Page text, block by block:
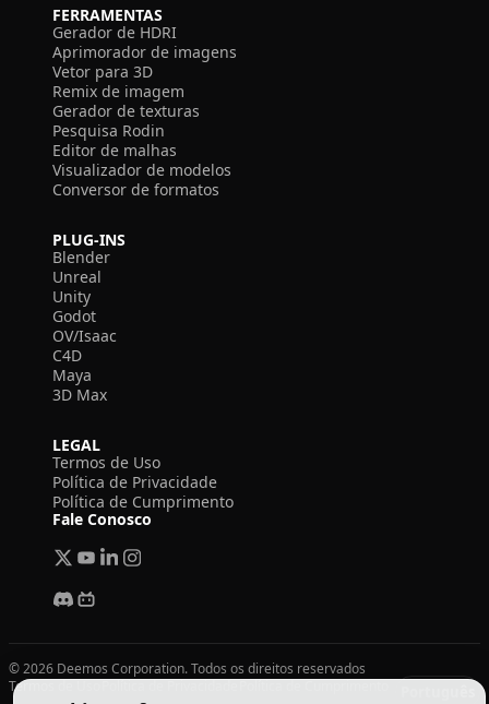
FERRAMENTAS
Gerador de HDRI
Aprimorador de imagens
Vetor para 3D
Remix de imagem
Gerador de texturas
Pesquisa Rodin
Editor de malhas
Visualizador de modelos
Conversor de formatos
PLUG-INS
Blender
Unreal
Unity
Godot
OV/Isaac
C4D
Maya
3D Max
LEGAL
Termos de Uso
Política de Privacidade
Política de Cumprimento
Fale Conosco
© 2026 Deemos Corporation. Todos os direitos reservados
Termos de Uso